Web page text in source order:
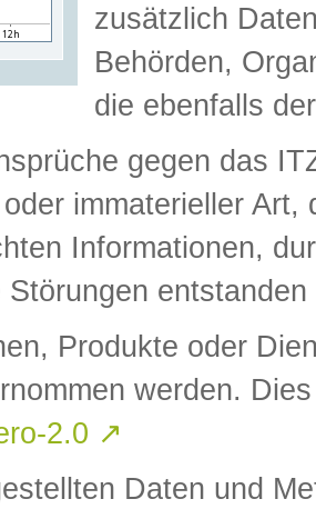
zusätzlich
Behörden,
die ebenfalls
gegen das
immaterieller
Informationen,
Störungen
Produkte oder
werden.
2.0 ↗
Daten und